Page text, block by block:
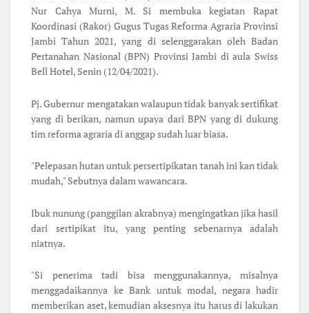
Nur Cahya Murni, M. Si membuka kegiatan Rapat
Koordinasi (Rakor) Gugus Tugas Reforma Agraria Provinsi
Jambi Tahun 2021, yang di selenggarakan oleh Badan
Pertanahan Nasional (BPN) Provinsi Jambi di aula Swiss
Bell Hotel, Senin (12/04/2021).
Pj. Gubernur mengatakan walaupun tidak banyak sertifikat
yang di berikan, namun upaya dari BPN yang di dukung
tim reforma agraria di anggap sudah luar biasa.
"Pelepasan hutan untuk persertipikatan tanah ini kan tidak
mudah," Sebutnya dalam wawancara.
Ibuk nunung (panggilan akrabnya) mengingatkan jika hasil
dari sertipikat itu, yang penting sebenarnya adalah
niatnya.
"Si penerima tadi bisa menggunakannya, misalnya
menggadaikannya ke Bank untuk modal, negara hadir
memberikan aset, kemudian aksesnya itu harus di lakukan